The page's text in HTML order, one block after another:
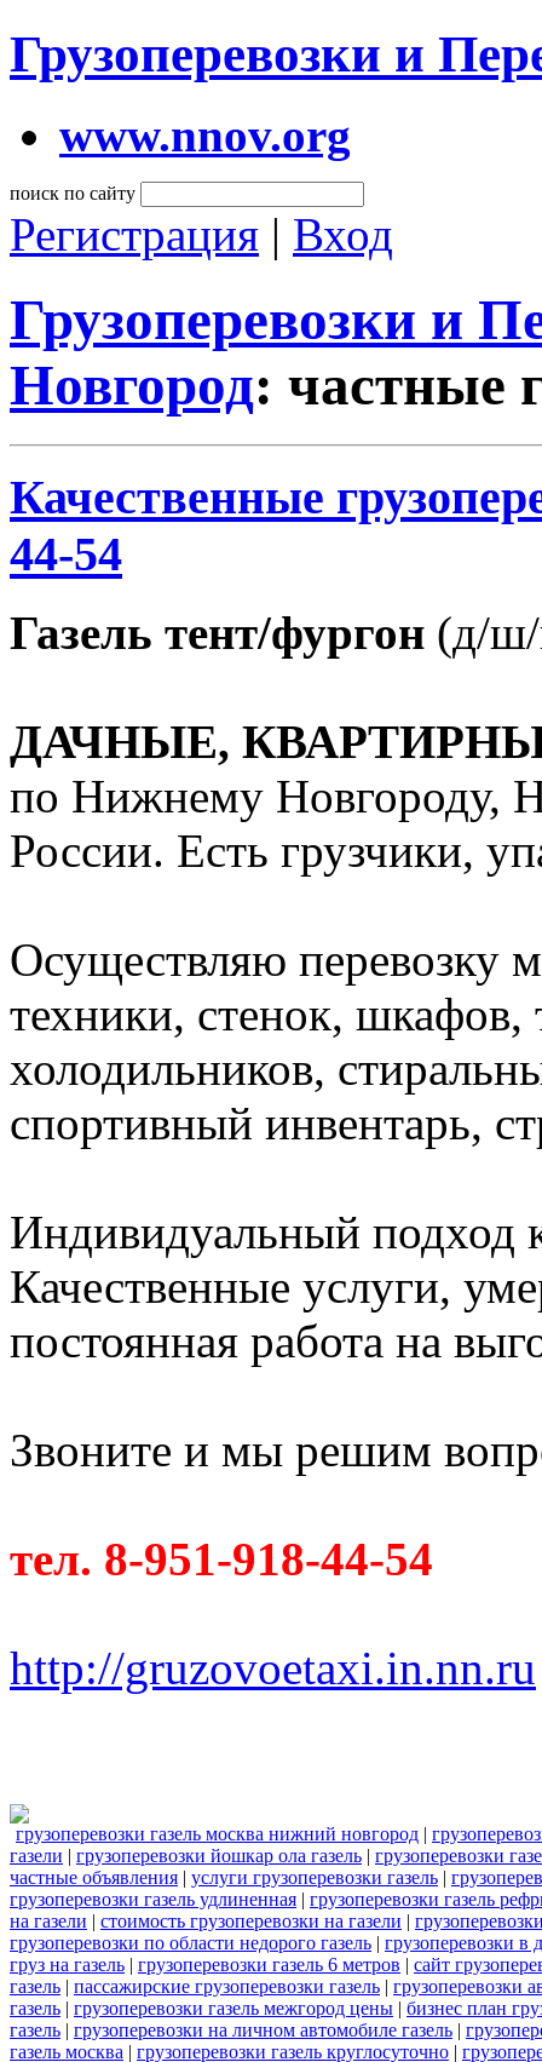
Грузоперевозки и
www.nnov.org
поиск по сайту
Регистрация | Вход
Грузоперевозки и
Новгород: частные
Качественные
44-54
Газель тент/фургон (д/ш/
ДАЧНЫЕ,
по Нижнему Новгороду,
России. Есть грузчики,
Осуществляю перевозку
техники, стенок, шкафов,
холодильников,
спортивный инвентарь,
Индивидуальный подход
Качественные услуги,
постоянная работа на
Звоните и мы решим
тел. 8-951-918-44-54
http://gruzovoetaxi.in.nn.ru
грузоперевозки газель москва нижний новгород |
газели | грузоперевозки йошкар ола газель | грузоперевозки
частные объявления | услуги грузоперевозки газель |
грузоперевозки газель удлиненная | грузоперевозки газель
на газели | стоимость грузоперевозки на газели |
грузоперевозки по области недорого газель | грузоперевозки в
груз на газель | грузоперевозки газель 6 метров | сайт
газель | пассажирские грузоперевозки газель | грузоперевозки
газель | грузоперевозки газель межгород цены | бизнес план
газель | грузоперевозки на личном автомобиле газель |
газель москва | грузоперевозки газель круглосуточно |